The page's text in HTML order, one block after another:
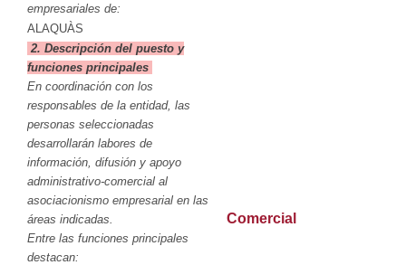
empresariales de:
ALAQUÀS
2. Descripción del puesto y
funciones principales
En coordinación con los
responsables de la entidad, las
personas seleccionadas
desarrollarán labores de
información, difusión y apoyo
administrativo-comercial al
asociacionismo empresarial en las
áreas indicadas.
Entre las funciones principales
destacan:
Comercial